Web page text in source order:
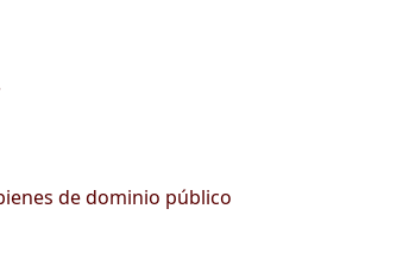
de dominio público